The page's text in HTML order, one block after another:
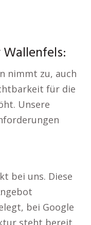
nimmt zu, auch
für die
Unsere
bei uns. Diese
bei Google
steht bereit,